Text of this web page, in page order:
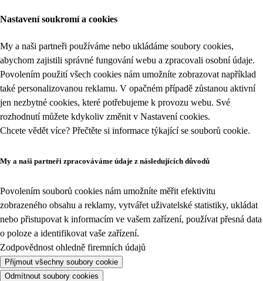
Nastavení soukromí a cookies
My a naši partneři používáme nebo ukládáme soubory cookies,
abychom zajistili správné fungování webu a zpracovali osobní údaje.
Povolením použití všech cookies nám umožníte zobrazovat například
také personalizovanou reklamu. V opačném případě zůstanou aktivní
jen nezbytné cookies, které potřebujeme k provozu webu. Své
rozhodnutí můžete kdykoliv změnit v Nastavení cookies.
Chcete vědět více? Přečtěte si informace týkající se souborů cookie.
My a naši partneři zpracováváme údaje z následujících důvodů
Povolením souborů cookies nám umožníte měřit efektivitu
zobrazeného obsahu a reklamy, vytvářet uživatelské statistiky, ukládat
nebo přistupovat k informacím ve vašem zařízení, používat přesná data
o poloze a identifikovat vaše zařízení.
Zodpovědnost ohledně firemních údajů
Přijmout všechny soubory cookie
Odmítnout soubory cookies